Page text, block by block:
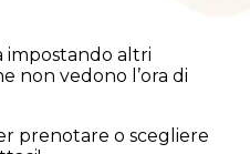
impostando altri
non vedono l’ora di
prenotare o scegliere